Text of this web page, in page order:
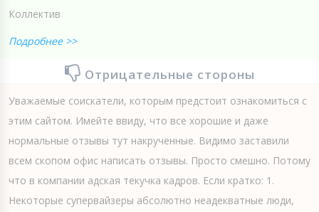
Коллектив
Подробнее >>
Отрицательные стороны
Уважаемые соискатели, которым предстоит ознакомиться с
этим сайтом. Имейте ввиду, что все хорошие и даже
нормальные отзывы тут накрученные. Видимо заставили
всем скопом офис написать отзывы. Просто смешно. Потому
что в компании адская текучка кадров. Если кратко: 1.
Некоторые супервайзеры абсолютно неадекватные люди,